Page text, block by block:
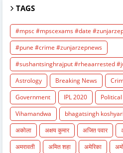
TAGS
#mpsc #mpscexams #date
#pune #crime #zunjarzepnews
#sushantsinghrajput #rheaarrested
Astrology
Breaking News
Government
IPL 2020
Vihamandwa
bhagatsingh koshyari
अकोला
अक्षय कुमार अजित पवार
अमरावती
अमित शहा अमेरिका